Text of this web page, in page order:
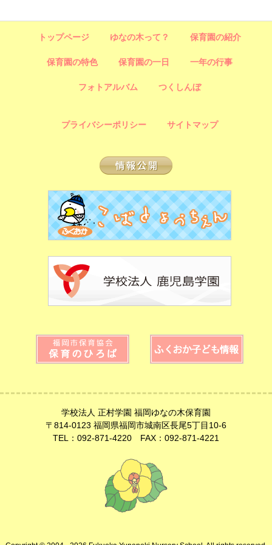
トップページ ゆなの木って？ 保育園の紹介
保育園の特色 保育園の一日 一年の行事
フォトアルバム つくしんぼ
プライバシーポリシー サイトマップ
学校法人 正村学園 福岡ゆなの木保育園
〒814-0123 福岡県福岡市城南区長尾5丁目10-6
TEL：092-871-4220 FAX：092-871-4221